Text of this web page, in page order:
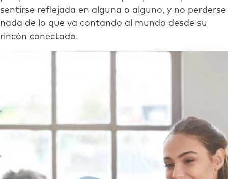
sentirse reflejada en alguna o alguno, y no perderse
nada de lo que va contando al mundo desde su
rincón conectado.